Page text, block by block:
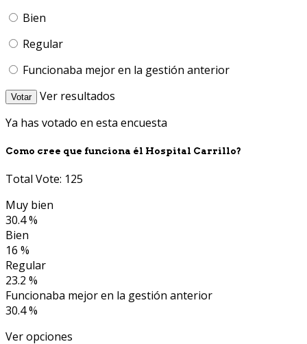
Bien
Regular
Funcionaba mejor en la gestión anterior
Votar
Ver resultados
Ya has votado en esta encuesta
Como cree que funciona él Hospital Carrillo?
Total Vote: 125
Muy bien
30.4 %
Bien
16 %
Regular
23.2 %
Funcionaba mejor en la gestión anterior
30.4 %
Ver opciones